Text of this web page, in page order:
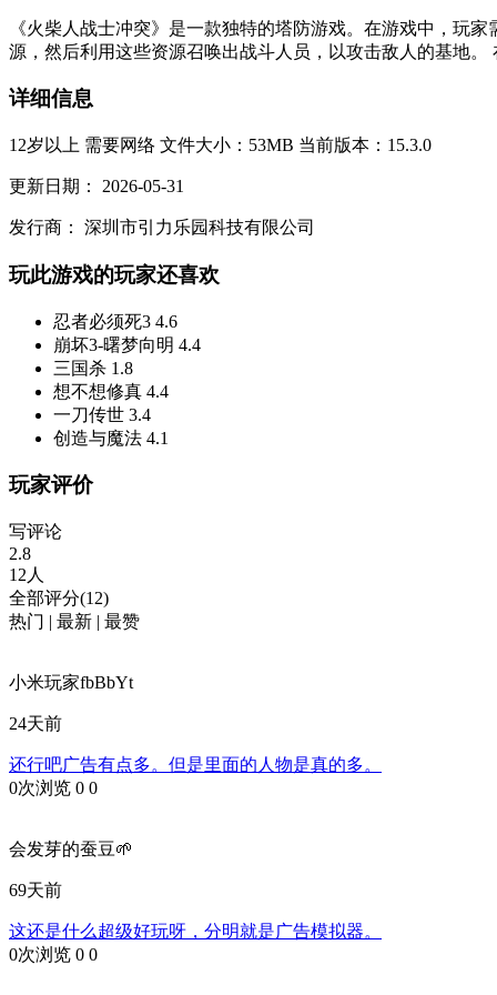
《火柴人战士冲突》是一款独特的塔防游戏。在游戏中，玩
源，然后利用这些资源召唤出战斗人员，以攻击敌人的基地
详细信息
12岁以上 需要网络 文件大小：53MB 当前版本：15.3.0
更新日期： 2026-05-31
发行商： 深圳市引力乐园科技有限公司
玩此游戏的玩家还喜欢
忍者必须死3 4.6
崩坏3-曙梦向明 4.4
三国杀 1.8
想不想修真 4.4
一刀传世 3.4
创造与魔法 4.1
玩家评价
写评论
2.8
12人
全部评分(12)
热门 | 最新 | 最赞
小米玩家fbBbYt
24天前
还行吧广告有点多。但是里面的人物是真的多。
0次浏览 0 0
会发芽的蚕豆🌱
69天前
这还是什么超级好玩呀，分明就是广告模拟器。
0次浏览 0 0